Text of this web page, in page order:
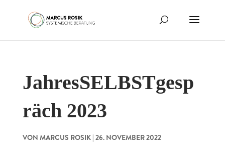
JahresSELBSTgesp
räch 2023
VON MARCUS ROSIK| 26. NOVEMBER 2022